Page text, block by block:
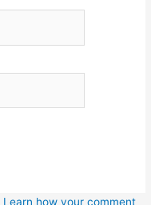
Learn how your comment